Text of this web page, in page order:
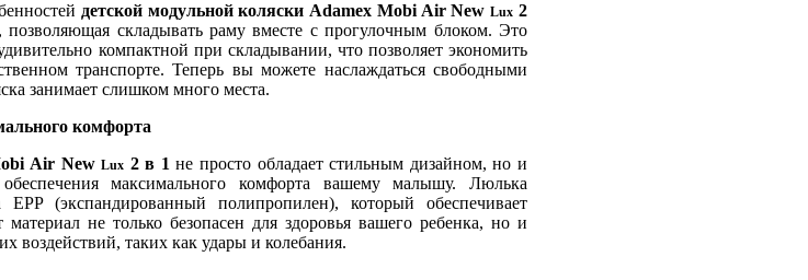
детской модульной коляски Adamex Mobi Air NewLux 2
позволяющая складывать раму вместе с прогулочным блоком. Это
компактной при складывании, что позволяет экономить
транспорте. Теперь вы можете наслаждаться свободными
занимает слишком много места.
комфорта
Air NewLux 2 в 1 не просто обладает стильным дизайном, но и
максимального комфорта вашему малышу. Люлька
(экспандированный полипропилен), который обеспечивает
не только безопасен для здоровья вашего ребенка, но и
воздействий, таких как удары и колебания.